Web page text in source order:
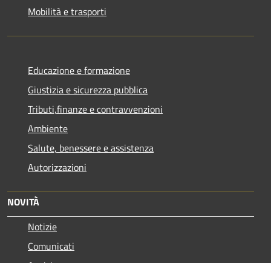
Mobilità e trasporti
Educazione e formazione
Giustizia e sicurezza pubblica
Tributi,finanze e contravvenzioni
Ambiente
Salute, benessere e assistenza
Autorizzazioni
NOVITÀ
Notizie
Comunicati